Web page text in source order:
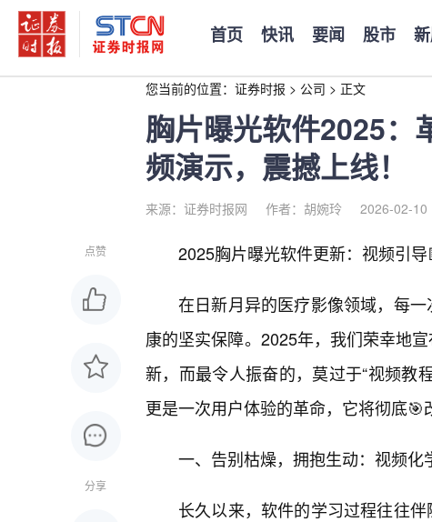
首页 快讯 要闻 股市
您当前的位置： 证券时报 > 公司 > 正文
胸片曝光软件2025
频演示，震撼上线！
来源：证券时报网 作者：胡婉玲 2026-02-10
点赞
分享
2025胸片曝光软件更新：视频引
在日新月异的医疗影像领域，每
康的坚实保障。2025年，我们荣幸地
新，而最令人振奋的，莫过于“视频教
更是一次用户体验的革命，它将彻底🎯
一、告别枯燥，拥抱生动：视频
长久以来，软件的学习过程往往